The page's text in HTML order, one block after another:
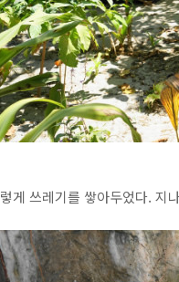
게 쓰레기를 쌓아두었다. 지